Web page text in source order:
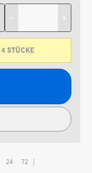
− +
4STÜCKE
24 72